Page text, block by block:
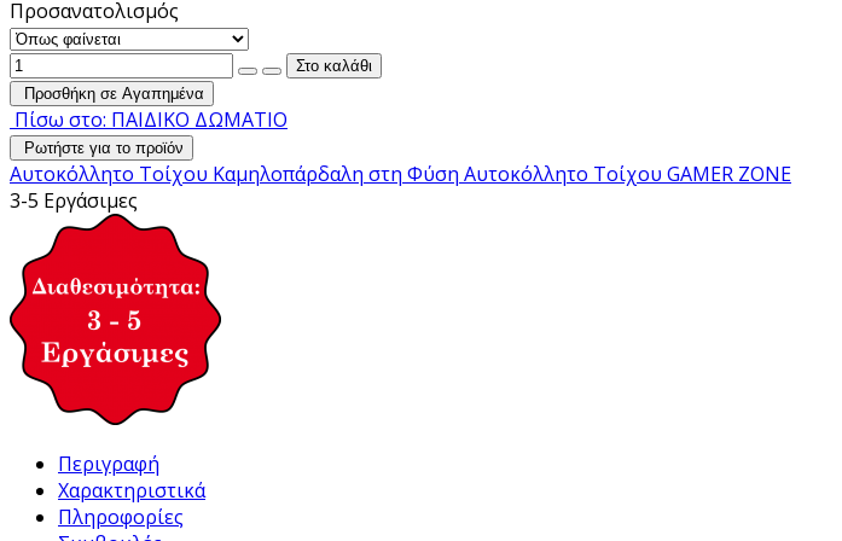
Προσανατολισμός
Προσθήκη σε Αγαπημένα
Πίσω στο: ΠΑΙΔΙΚΟ ΔΩΜΑΤΙΟ
Ρωτήστε για το προϊόν
Αυτοκόλλητο Τοίχου Καμηλοπάρδαλη στη Φύση Αυτοκόλλητο Τοίχου GAMER ZONE
3-5 Εργάσιμες
Περιγραφή
Χαρακτηριστικά
Πληροφορίες